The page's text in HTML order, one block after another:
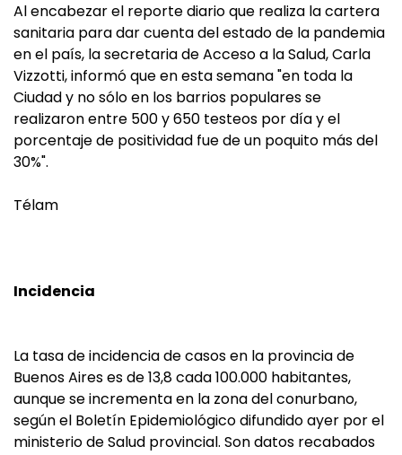
Al encabezar el reporte diario que realiza la cartera
sanitaria para dar cuenta del estado de la pandemia
en el país, la secretaria de Acceso a la Salud, Carla
Vizzotti, informó que en esta semana "en toda la
Ciudad y no sólo en los barrios populares se
realizaron entre 500 y 650 testeos por día y el
porcentaje de positividad fue de un poquito más del
30%".
Télam
Incidencia
La tasa de incidencia de casos en la provincia de
Buenos Aires es de 13,8 cada 100.000 habitantes,
aunque se incrementa en la zona del conurbano,
según el Boletín Epidemiológico difundido ayer por el
ministerio de Salud provincial. Son datos recabados